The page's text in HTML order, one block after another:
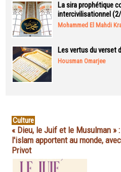
La sira prophétique
intercivilisationnel
Mohammed El Mahdi
Les vertus du verset
Housman Omarjee
Culture
« Dieu, le Juif et le Musulman »
l'islam apportent au monde,
Privot